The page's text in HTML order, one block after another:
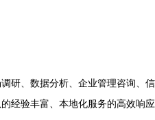
研、数据分析、企业管理咨询
经验丰富、本地化服务的高效响